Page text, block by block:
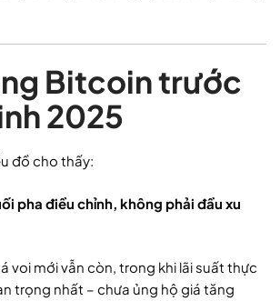
Bitcoin trước
2025
đồ cho thấy:
pha điều chỉnh, không phải đầu xu
voi mới vẫn còn, trong khi lãi suất thực
trọng nhất – chưa ủng hộ giá tăng